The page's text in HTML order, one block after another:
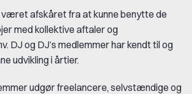
været afskåret fra at kunne benytte de
med kollektive aftaler og
DJ og DJ’s medlemmer har kendt til og
udvikling i årtier.
udgør freelancere, selvstændige og